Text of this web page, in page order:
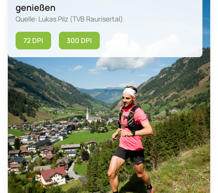
genießen
Quelle: Lukas Pilz (TVB Raurisertal)
72 DPI 300 DPI